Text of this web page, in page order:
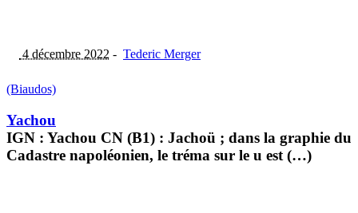
4 décembre 2022 - Tederic Merger
(Biaudos)
Yachou
IGN : Yachou CN (B1) : Jachoü ; dans la graphie du
Cadastre napoléonien, le tréma sur le u est (…)